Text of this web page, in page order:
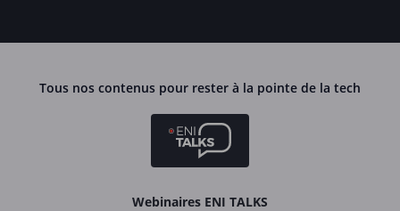
Tous nos contenus pour rester à la pointe de la tech
Webinaires ENI TALKS